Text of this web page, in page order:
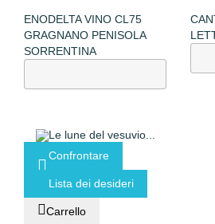
ENODELTA VINO CL75
GRAGNANO PENISOLA
SORRENTINA
Confrontare
Lista dei desideri
Carrello